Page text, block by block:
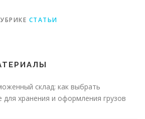
СТАТЬИ
склад: как выбрать
хранения и оформления грузов